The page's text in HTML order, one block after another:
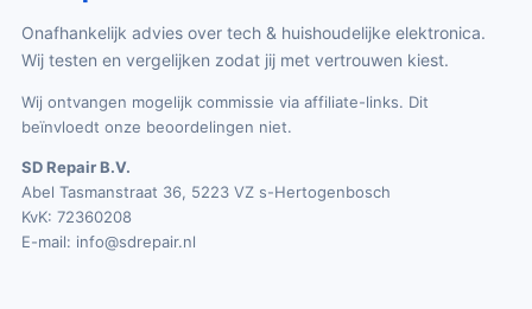
Onafhankelijk advies over tech & huishoudelijke elektronica.
Wij testen en vergelijken zodat jij met vertrouwen kiest.
Wij ontvangen mogelijk commissie via affiliate-links. Dit
beïnvloedt onze beoordelingen niet.
SD Repair B.V.
Abel Tasmanstraat 36, 5223 VZ s-Hertogenbosch
KvK: 72360208
E-mail: info@sdrepair.nl